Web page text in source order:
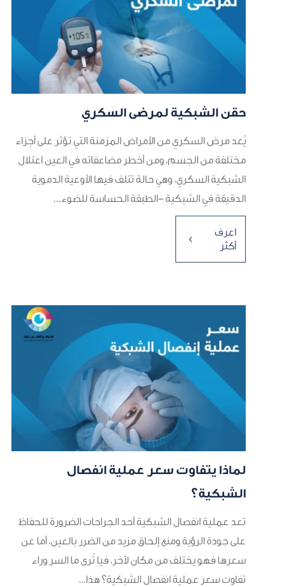
حقن الشبكية لمرضى السكري
يُعد مرض السكري من الأمراض المزمنة التي تؤثر على أجزاء
مختلفة من الجسم، ومن أخطر مضاعفاته في العين اعتلال
الشبكية السكري، وهي حالة تتلف فيها الأوعية الدموية
الدقيقة في الشبكية -الطبقة الحساسة للضوء...
اعرف
أكثر
4
لماذا يتفاوت سعر عملية انفصال
الشبكية؟
تعد عملية انفصال الشبكية أحد الجراحات الضرورة للحفاظ
على جودة الرؤية ومنع إلحاق مزيد من الضرر بالعين، أما عن
سعرها فهو يختلف من مكان لآخر، فيا تُرى ما السر وراء
تفاوت سعر عملية انفصال الشبكية؟ هذا...